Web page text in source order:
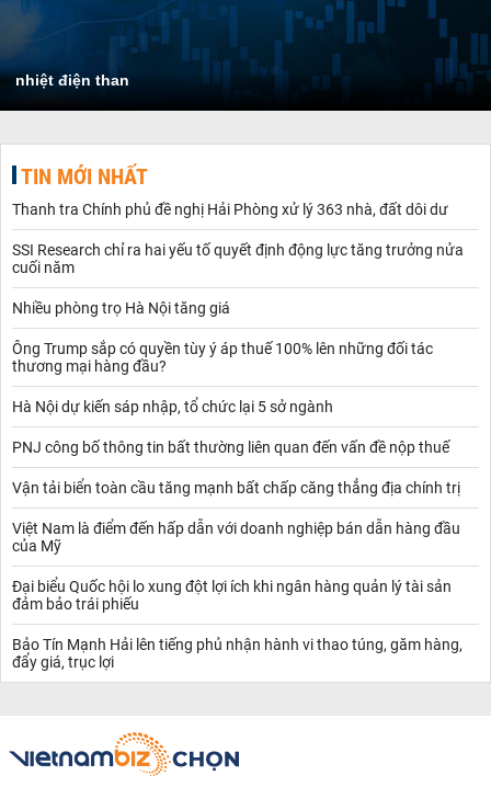
nhiệt điện than
TIN MỚI NHẤT
Thanh tra Chính phủ đề nghị Hải Phòng xử lý 363 nhà, đất dôi dư
SSI Research chỉ ra hai yếu tố quyết định động lực tăng trưởng nửa
cuối năm
Nhiều phòng trọ Hà Nội tăng giá
Ông Trump sắp có quyền tùy ý áp thuế 100% lên những đối tác
thương mại hàng đầu?
Hà Nội dự kiến sáp nhập, tổ chức lại 5 sở ngành
PNJ công bố thông tin bất thường liên quan đến vấn đề nộp thuế
Vận tải biển toàn cầu tăng mạnh bất chấp căng thẳng địa chính trị
Việt Nam là điểm đến hấp dẫn với doanh nghiệp bán dẫn hàng đầu
của Mỹ
Đại biểu Quốc hội lo xung đột lợi ích khi ngân hàng quản lý tài sản
đảm bảo trái phiếu
Bảo Tín Mạnh Hải lên tiếng phủ nhận hành vi thao túng, găm hàng,
đẩy giá, trục lợi